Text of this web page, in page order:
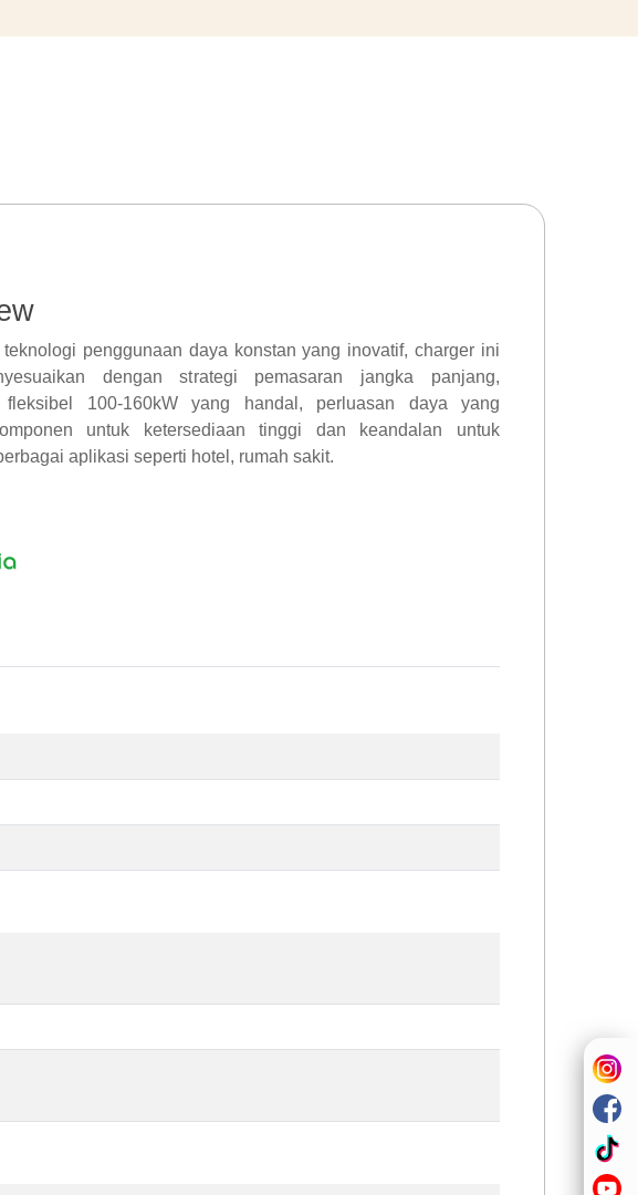
teknologi penggunaan daya konstan yang inovatif, charger ini
dengan strategi pemasaran jangka panjang,
fleksibel 100-160kW yang handal, perluasan daya yang
untuk ketersediaan tinggi dan keandalan untuk
aplikasi seperti hotel, rumah sakit.